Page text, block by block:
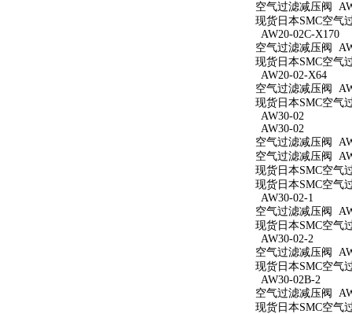
空气过滤减压阀
现货日本SMC空气
AW20-02C-X170
空气过滤减压阀
现货日本SMC空气
AW20-02-X64
空气过滤减压阀
现货日本SMC空气
AW30-02
AW30-02
空气过滤减压阀
空气过滤减压阀
现货日本SMC空气
现货日本SMC空气
AW30-02-1
空气过滤减压阀
现货日本SMC空气
AW30-02-2
空气过滤减压阀
现货日本SMC空气
AW30-02B-2
空气过滤减压阀
现货日本SMC空气